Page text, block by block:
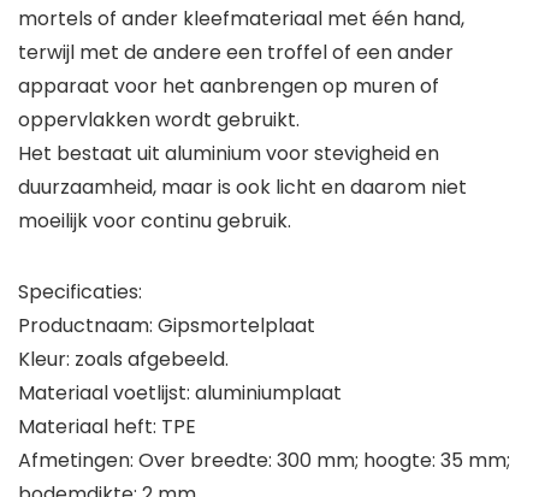
mortels of ander kleefmateriaal met één hand,
terwijl met de andere een troffel of een ander
apparaat voor het aanbrengen op muren of
oppervlakken wordt gebruikt.
Het bestaat uit aluminium voor stevigheid en
duurzaamheid, maar is ook licht en daarom niet
moeilijk voor continu gebruik.
Specificaties:
Productnaam: Gipsmortelplaat
Kleur: zoals afgebeeld.
Materiaal voetlijst: aluminiumplaat
Materiaal heft: TPE
Afmetingen: Over breedte: 300 mm; hoogte: 35 mm;